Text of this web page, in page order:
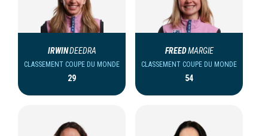
IRWINDEEDRA
CLASSEMENT COUPE DU MONDE
29
FREEDMARGIE
CLASSEMENT COUPE DU MONDE
54